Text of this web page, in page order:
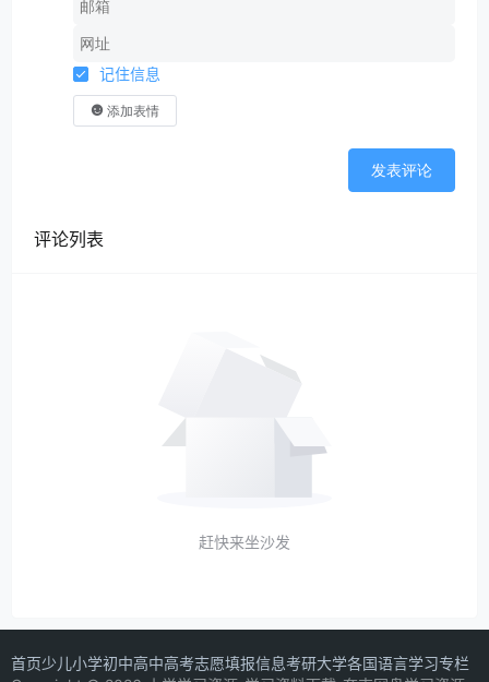
记住信息
添加表情
发表评论
评论列表
赶快来坐沙发
首页少儿小学初中高中高考志愿填报信息考研大学各国语言学习专栏